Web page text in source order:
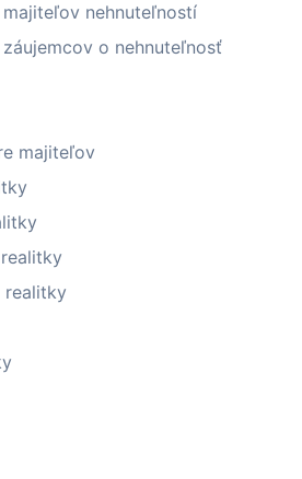
nehnuteľností
o nehnuteľnosť
majiteľov
realitky